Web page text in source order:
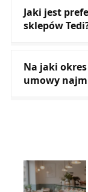
Jaki jest
sklepów
Na jaki
umowy